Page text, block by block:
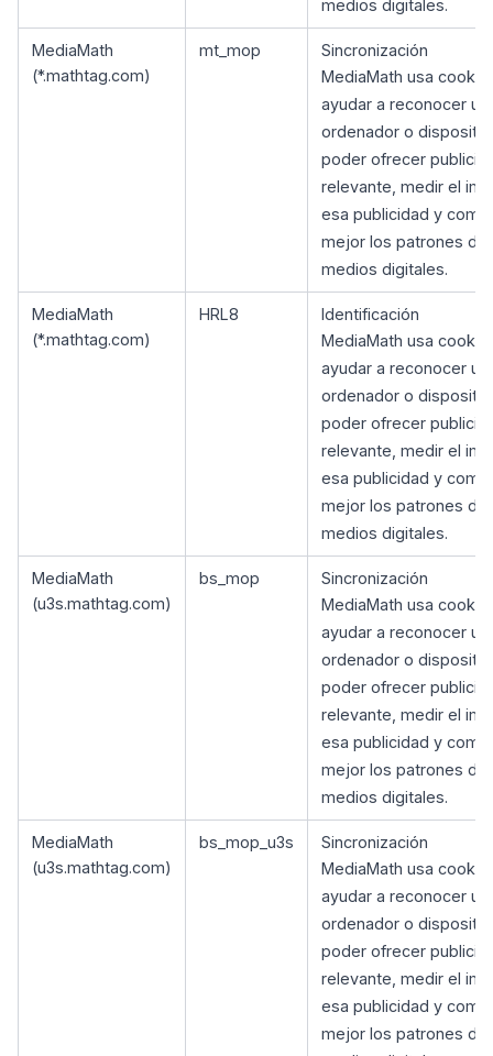
medios digitales.
MediaMath
(*.mathtag.com)
mt_mop
Sincronización
MediaMath usa
ayudar a reconocer un
ordenador o
poder ofrecer
relevante, medir el
esa publicidad y
mejor los patrones de
medios digitales.
MediaMath
(*.mathtag.com)
HRL8
Identificación
MediaMath usa
ayudar a reconocer un
ordenador o
poder ofrecer
relevante, medir el
esa publicidad y
mejor los patrones de
medios digitales.
MediaMath
(u3s.mathtag.com)
bs_mop
Sincronización
MediaMath usa
ayudar a reconocer un
ordenador o
poder ofrecer
relevante, medir el
esa publicidad y
mejor los patrones de
medios digitales.
MediaMath
(u3s.mathtag.com)
bs_mop_u3s
Sincronización
MediaMath usa
ayudar a reconocer un
ordenador o
poder ofrecer
relevante, medir el
esa publicidad y
mejor los patrones de